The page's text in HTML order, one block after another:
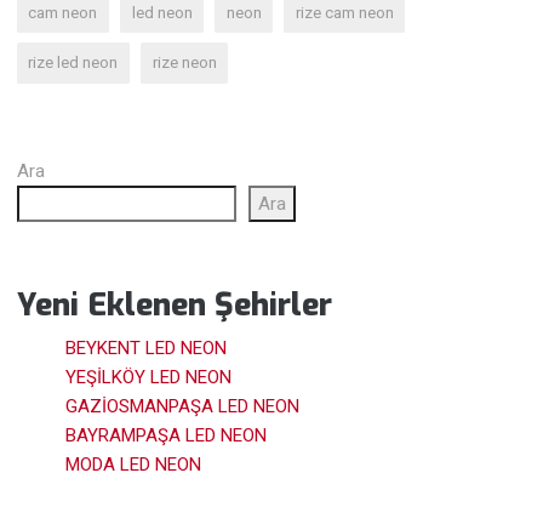
cam neon led neon neon rize cam neon
rize led neon rize neon
Ara
Ara
Yeni Eklenen Şehirler
BEYKENT LED NEON
YEŞİLKÖY LED NEON
GAZİOSMANPAŞA LED NEON
BAYRAMPAŞA LED NEON
MODA LED NEON